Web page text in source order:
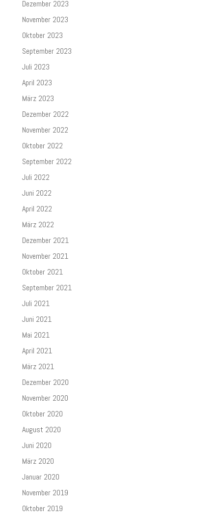
Dezember 2023
November 2023
Oktober 2023
September 2023
Juli 2023
April 2023
März 2023
Dezember 2022
November 2022
Oktober 2022
September 2022
Juli 2022
Juni 2022
April 2022
März 2022
Dezember 2021
November 2021
Oktober 2021
September 2021
Juli 2021
Juni 2021
Mai 2021
April 2021
März 2021
Dezember 2020
November 2020
Oktober 2020
August 2020
Juni 2020
März 2020
Januar 2020
November 2019
Oktober 2019